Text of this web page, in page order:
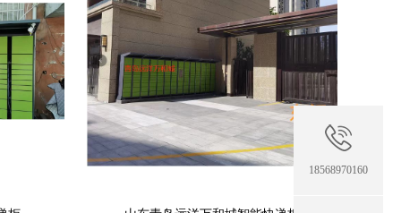
18568970160